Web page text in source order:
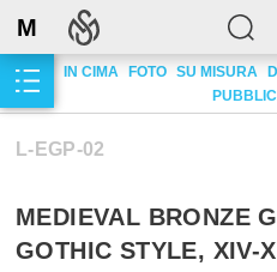
M
IN CIMA FOTO SU MISURA
L-EGP-02
MEDIEVAL BRONZE
GOTHIC STYLE, XIV-